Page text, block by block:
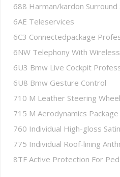
688 Harman/kardon Surround
6AE Teleservices
6C3 Connectedpackage
6NW Telephony With
6U3 Bmw Live Cockpit
6U8 Bmw Gesture Control
710 M Leather Steering Wheel
715 M Aerodynamics Package
760 Individual High-gloss
775 Individual Roof-lining
8TF Active Protection For